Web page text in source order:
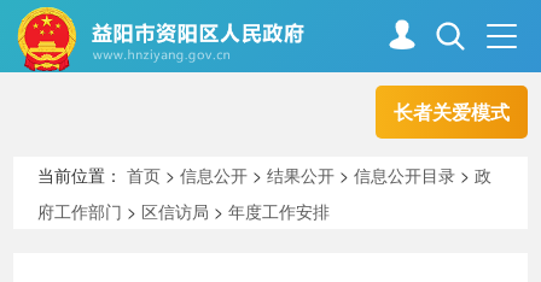
长者关爱模式
走进资阳
当前位置：首页 >信息公开 >结果公开 >信息公开目录 >政
府工作部门 > 区信访局 >年度工作安排